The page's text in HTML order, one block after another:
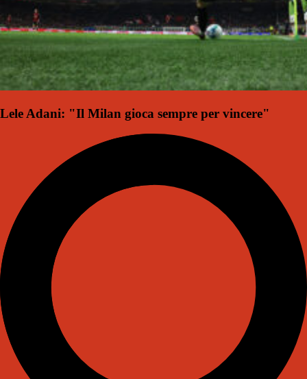
Lele Adani: "Il Milan gioca sempre per vincere"